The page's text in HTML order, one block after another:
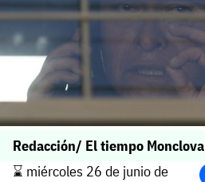
Redacción/ El tiempo Monclova
⌛️ miércoles 26 de junio de